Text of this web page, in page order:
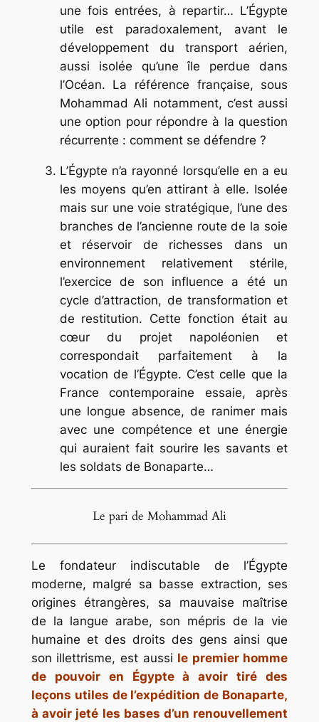
une fois entrées, à repartir… L’Égypte
utile est paradoxalement, avant le
développement du transport aérien,
aussi isolée qu’une île perdue dans
l’Océan. La référence française, sous
Mohammad Ali notamment, c’est aussi
une option pour répondre à la question
récurrente : comment se défendre ?
L’Égypte n’a rayonné lorsqu’elle en a eu
les moyens qu’en attirant à elle. Isolée
mais sur une voie stratégique, l’une des
branches de l’ancienne route de la soie
et réservoir de richesses dans un
environnement relativement stérile,
l’exercice de son influence a été un
cycle d’attraction, de transformation et
de restitution. Cette fonction était au
cœur du projet napoléonien et
correspondait parfaitement à la
vocation de l’Égypte. C’est celle que la
France contemporaine essaie, après
une longue absence, de ranimer mais
avec une compétence et une énergie
qui auraient fait sourire les savants et
les soldats de Bonaparte…
Le pari de Mohammad Ali
Le fondateur indiscutable de l’Égypte
moderne, malgré sa basse extraction, ses
origines étrangères, sa mauvaise maîtrise
de la langue arabe, son mépris de la vie
humaine et des droits des gens ainsi que
son illettrisme, est aussi le premier homme
de pouvoir en Égypte à avoir tiré des
leçons utiles de l’expédition de Bonaparte,
à avoir jeté les bases d’un renouvellement